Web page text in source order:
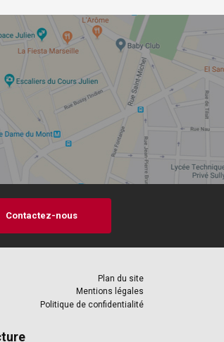
Contactez-nous
Plan du site
Mentions légales
Politique de confidentialité